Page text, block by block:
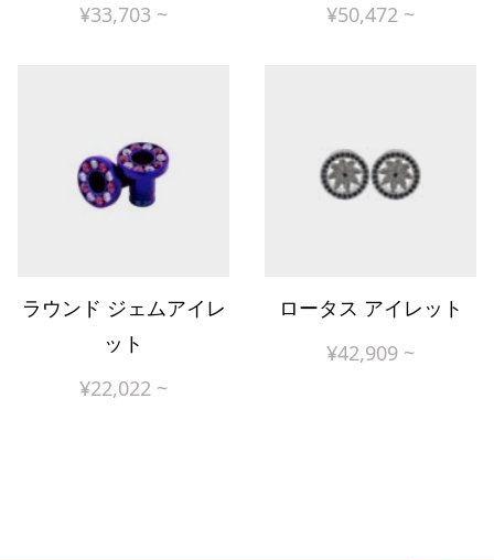
¥33,703 ~
¥50,472 ~
ラウンド ジェムアイレ
ット
¥22,022 ~
ロータス アイレット
¥42,909 ~